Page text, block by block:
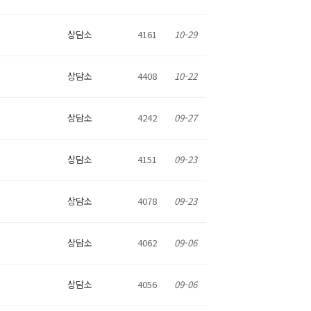
상담소 4161 10-29
상담소 4408 10-22
상담소 4242 09-27
상담소 4151 09-23
상담소 4078 09-23
상담소 4062 09-06
상담소 4056 09-06